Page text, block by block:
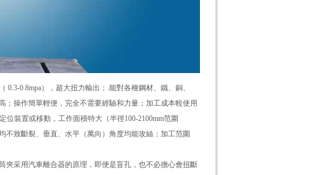
0.8mpa），超大扭力輸出；.能對各種鋼材、鐵、銅、
操作簡單輕便，完全不需要經驗和力量；加工成本較使用
裝置或移動，工作面積特大（半徑100-2100mm范圍
不致斷裂、垂直、水平（萬向）角度均能攻絲；加工范圍
采用汽車離合器的原理，即便是盲孔，也不必擔心會扭斷